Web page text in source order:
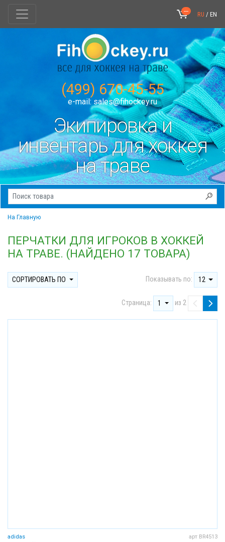
--- RU / EN
(499) 670-45-55
e-mail: sales@fihockey.ru
Экипировка и
инвентарь для хоккея
на траве
На Главную
ПЕРЧАТКИ ДЛЯ ИГРОКОВ В ХОККЕЙ
НА ТРАВЕ. (НАЙДЕНО 17 ТОВАРА)
СОРТИРОВАТЬ ПО Показывать по: 12
Страница: 1 из 2
adidas арт BR4513